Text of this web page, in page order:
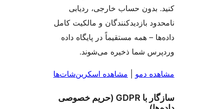
بدون حساب خارجی، ردیابی
بازدیدکنندگان و مالکیت کامل
– همه مستقیماً در پایگاه داده
شما ذخیره می‌شوند.
مشاهده اسکرین‌شات‌ها
سازگار با GDPR (حریم خصوصی